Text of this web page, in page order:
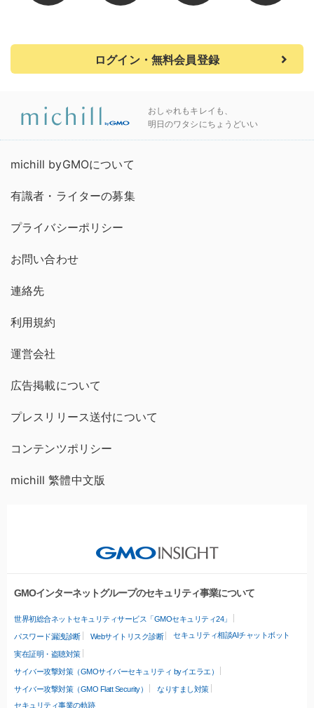
ログイン・無料会員登録
おしゃれもキレイも、
明日のワタシにちょうどいい
michill byGMOについて
有識者・ライターの募集
プライバシーポリシー
お問い合わせ
連絡先
利用規約
運営会社
広告掲載について
プレスリリース送付について
コンテンツポリシー
michill 繁體中文版
GMOインターネットグループのセキュリティ事業について
世界初総合ネットセキュリティサービス「GMOセキュリティ24」
パスワード漏洩診断 Webサイトリスク診断 セキュリティ相談AIチャットボット
実在証明・盗聴対策
サイバー攻撃対策（GMOサイバーセキュリティ byイエラエ）
サイバー攻撃対策（GMO Flatt Security）
なりすまし対策
セキュリティ事業の軌跡